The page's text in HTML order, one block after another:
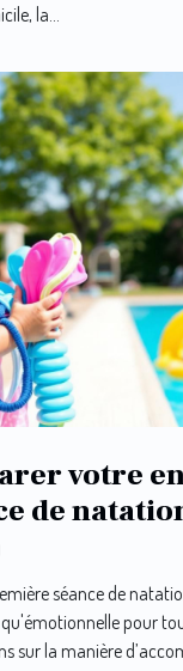
la...
votre
de
séance de
pour
sur la manière